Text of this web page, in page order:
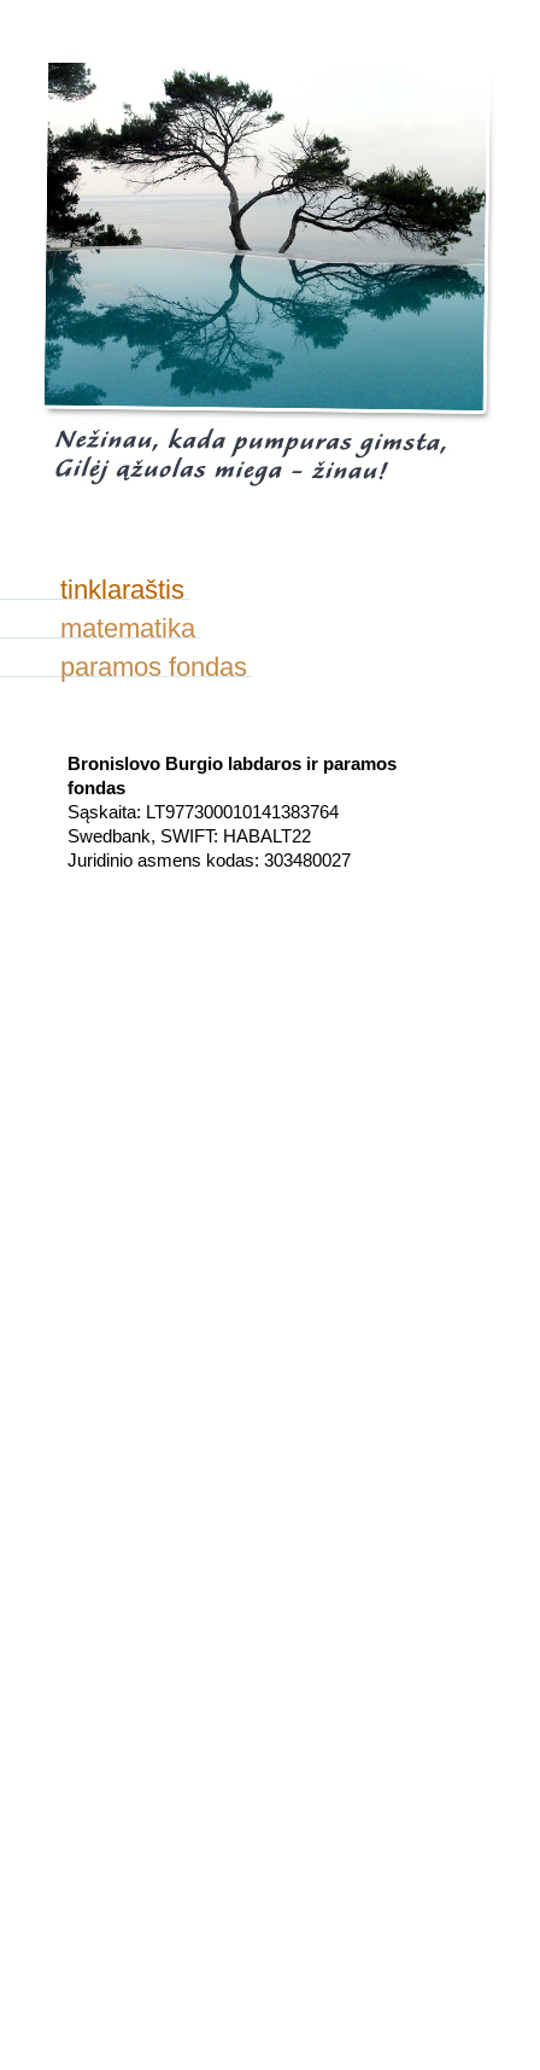
tinklaraštis
matematika
paramos fondas
Bronislovo Burgio labdaros ir paramos
fondas
Sąskaita: LT977300010141383764
Swedbank, SWIFT: HABALT22
Juridinio asmens kodas: 303480027